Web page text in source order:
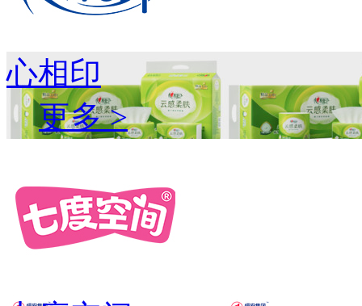
心相印
更多 >